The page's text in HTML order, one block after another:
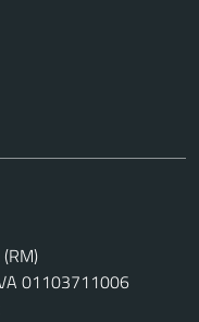
01103711006